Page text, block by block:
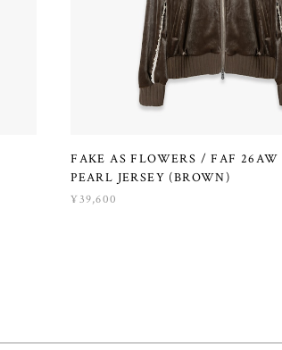
FAKE AS FLOWERS / FAF
PEARL JERSEY (BROWN)
¥39,600